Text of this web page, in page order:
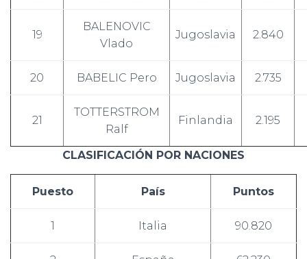
19
BALENOVIC
Vlado
Jugoslavia 2.840
20 BABELIC Pero Jugoslavia 2.735
21
TOTTERSTROM
Ralf
Finlandia 2.195
CLASIFICACIÓN POR NACIONES
Puesto País Puntos
1 Italia 90.820